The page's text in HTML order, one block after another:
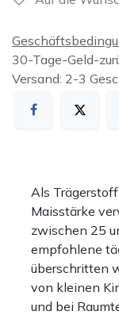
30-Tage-Geld-
Versand: 2-3
Als
Maisstärke
zwischen 25
empfohlene
überschritten
von kleinen
und bei